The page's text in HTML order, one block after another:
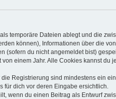
temporäre Dateien ablegt und die
können), Informationen über die
(sofern du nicht angemeldet bist)
einem Jahr. Alle Cookies kannst du
Registrierung sind mindestens ein
dich vor deren Eingabe ersichtlich.
wenn du einen Beitrag als Entwurf